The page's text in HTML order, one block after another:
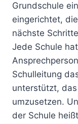
Grundschule
eingerichtet,
nächste
Jede Schule
Schulleitung
unterstützt,
umzusetzen.
der Schule heißt